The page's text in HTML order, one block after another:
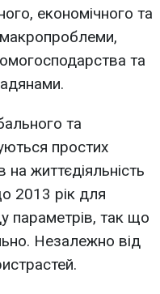
економічного та
макропроблеми,
та
та
простих
життєдіяльність
2013 рік для
параметрів, так що
Незалежно від